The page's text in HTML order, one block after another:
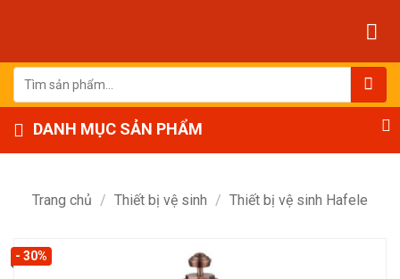
dung
Tìm
kiếm:
DANH MỤC SẢN PHẨM
Trang chủ / Thiết bị vệ sinh / Thiết bị vệ sinh Hafele
- 30%